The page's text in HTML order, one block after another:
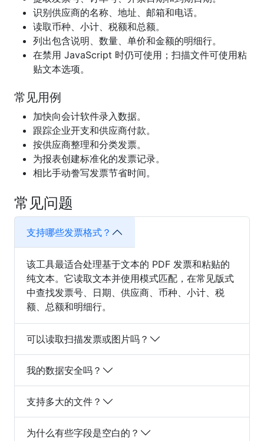
识别供应商的名称、地址、邮箱和电话。
读取币种、小计、税额和总额。
列出包含说明、数量、单价和金额的明细行。
在禁用 JavaScript 时仍可使用；扫描文件可使用粘
贴文本选项。
常见用例
加快向会计软件录入数据。
跟踪企业开支和供应商付款。
按供应商整理和分类发票。
为报表创建标准化的发票记录。
相比手动誊写发票节省时间。
常见问题
支持哪些发票格式？
该工具最适合处理基于文本的 PDF 发票和粘贴的
纯文本。它读取文本并使用模式匹配，在常见版式
中查找发票号、日期、供应商、币种、小计、税
额、总额和明细行。
可以读取扫描发票或图片吗？
我的数据安全吗？
支持多大的文件？
为什么有些字段是空白的？